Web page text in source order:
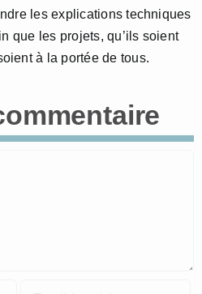
les explications techniques
que les projets, qu’ils soient
à la portée de tous.